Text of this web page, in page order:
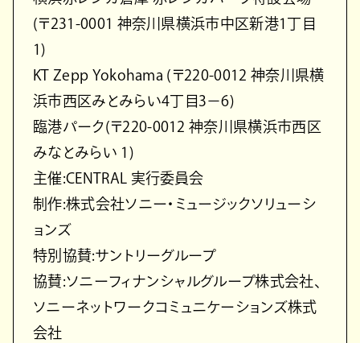
(〒231-0001 神奈川県横浜市中区新港1丁目
1)
KT Zepp Yokohama (〒220-0012 神奈川県横
浜市西区みとみらい4丁目3−6)
臨港パーク(〒220-0012 神奈川県横浜市西区
みなとみらい 1)
主催:CENTRAL 実行委員会
制作:株式会社ソニー・ミュージックソリューシ
ョンズ
特別協賛:サントリーグループ
協賛:ソニーフィナンシャルグループ株式会社、
ソニーネットワークコミュニケーションズ株式
会社